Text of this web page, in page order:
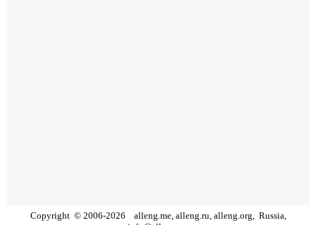
Copyright © 2006-2026 alleng.me, alleng.ru, alleng.org, Russia,